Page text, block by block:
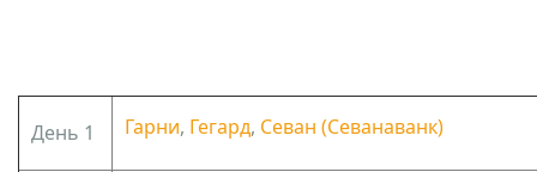
День 1 Гарни, Гегард, Севан (Севанаванк)